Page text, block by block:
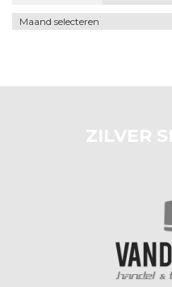
Archief
ZILVER